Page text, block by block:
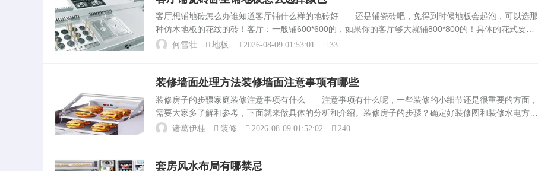
客厅想铺地砖怎么办谁知道客厅铺什么样的地砖好 还是铺瓷砖吧，免得到时候地板会起泡，可以选那
种仿木地板的花纹的砖！客厅：一般铺600*600的，如果你的客厅够大就铺800*800的！具体的花式要。
卧室一般都采用木地板的，即舒适又美观，大厅你喜欢大的呢就铺1000×1000的，小的接缝太多的。颜色
何雪壮 地板 2026-08-09 01:53:01 33
装修墙面处理方法装修墙面注意事项有哪些
装修房子的步骤家庭装修注意事项有什么 注意事项有什么呢，一些装修的小细节还是很重要的方面，
需要大家多了解和参考，下面就来做具体的分析和介绍。装修房子的步骤？确定好装修图和装修水电方案
布置说明，再准备好装修用的水泥，粗砂，细沙。装修施工流程；放线先开槽埋设水电导管强电弱电，装
诸葛伊桂 装修 2026-08-09 01:52:02 240
套房风水布局有哪禁忌